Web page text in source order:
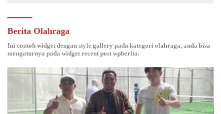
Berita Olahraga
Ini contoh widget dengan style gallery pada kategori olahraga, anda bisa
mengaturnya pada widget recent post wpberita.